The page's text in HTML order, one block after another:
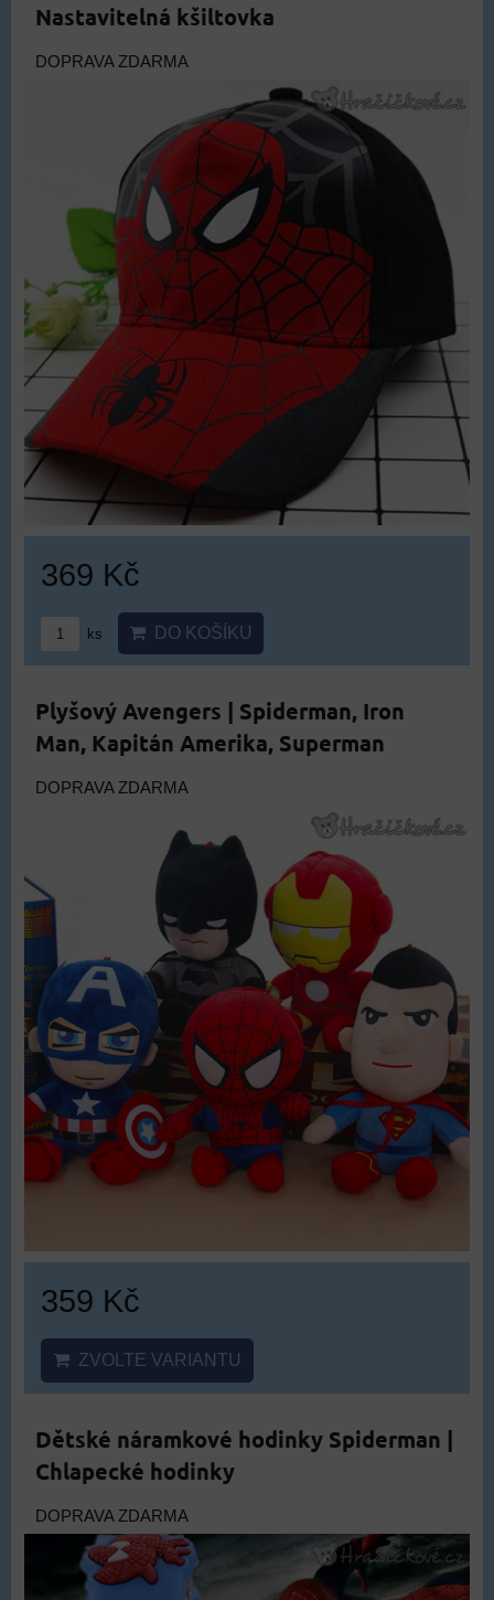
Nastavitelná kšiltovka
DOPRAVA ZDARMA
369 Kč
ks DO KOŠÍKU
Plyšový Avengers | Spiderman, Iron
Man, Kapitán Amerika, Superman
DOPRAVA ZDARMA
359 Kč
ZVOLTE VARIANTU
Dětské náramkové hodinky Spiderman |
Chlapecké hodinky
DOPRAVA ZDARMA